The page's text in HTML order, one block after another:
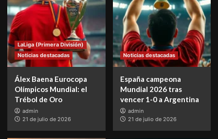
LaLiga (Primera División)
Noticias destacadas
Álex Baena Eurocopa
Olímpicos Mundial: el
Trébol de Oro
admin
21 de julio de 2026
Noticias destacadas
España campeona
Mundial 2026 tras
vencer 1-0 a Argentina
admin
21 de julio de 2026